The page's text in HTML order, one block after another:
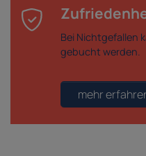
Bei Nichtgefallen
gebucht werden.
mehr